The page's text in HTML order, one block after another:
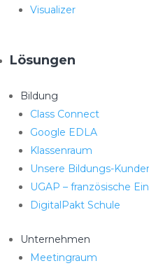
Visualizer
Lösungen
Bildung
Class Connect
Google EDLA
Klassenraum
Unsere Bildungs-
UGAP – französische
DigitalPakt Schule
Unternehmen
Meetingraum